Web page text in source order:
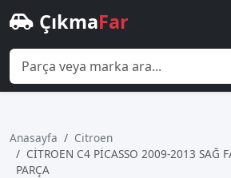
ÇıkmaFar
Anasayfa
Citroen
CİTROEN C4 PİCASSO 2009-2013 SAĞ
PARÇA